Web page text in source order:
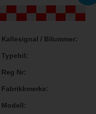
Kallesignal / Bilummer
Typebil
Reg Nr
Fabrikkmerke
Modell